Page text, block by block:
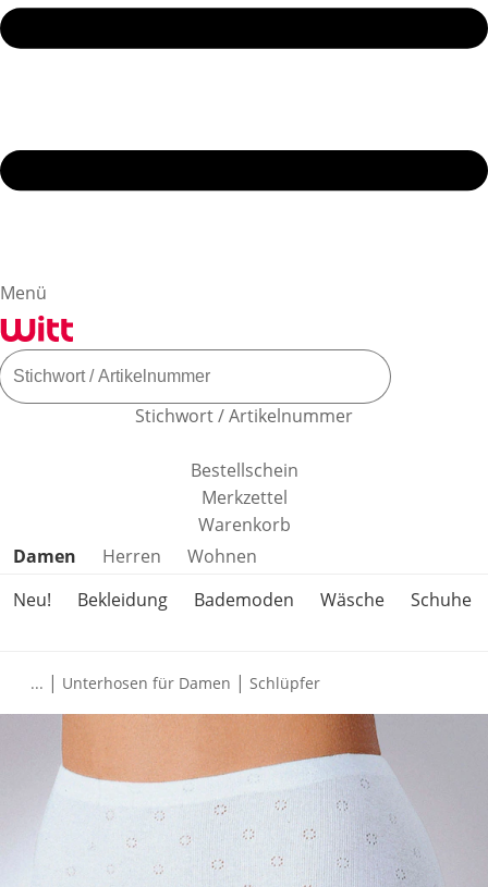
Menü
Stichwort / Artikelnummer
Bestellschein
Merkzettel
Warenkorb
Produktkategorien überspringen
Damen Herren
Wohnen
Neu!
Bekleidung Bademoden Wäsche Schuhe
... | Unterhosen für Damen | Schlüpfer